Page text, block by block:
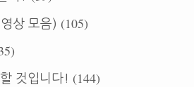
상 모음) (105)
것입니다! (144)